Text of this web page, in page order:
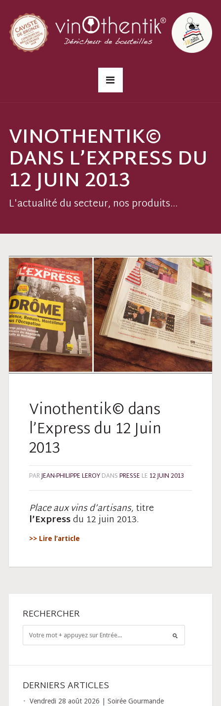
VINOTHENTIK©
DANS L’EXPRESS DU
12 JUIN 2013
L'actualité du secteur, nos produits...
Vinothentik© dans
l’Express du 12 Juin
2013
PARJEAN-PHILIPPE LEROYDANSPRESSE LE 12 JUIN 2013
Place aux vins d’artisans,titre
l’Expressdu 12 juin 2013.
>> Lire l’article
RECHERCHER
DERNIERS ARTICLES
Vendredi 28 août 2026 | Soirée Gourmande